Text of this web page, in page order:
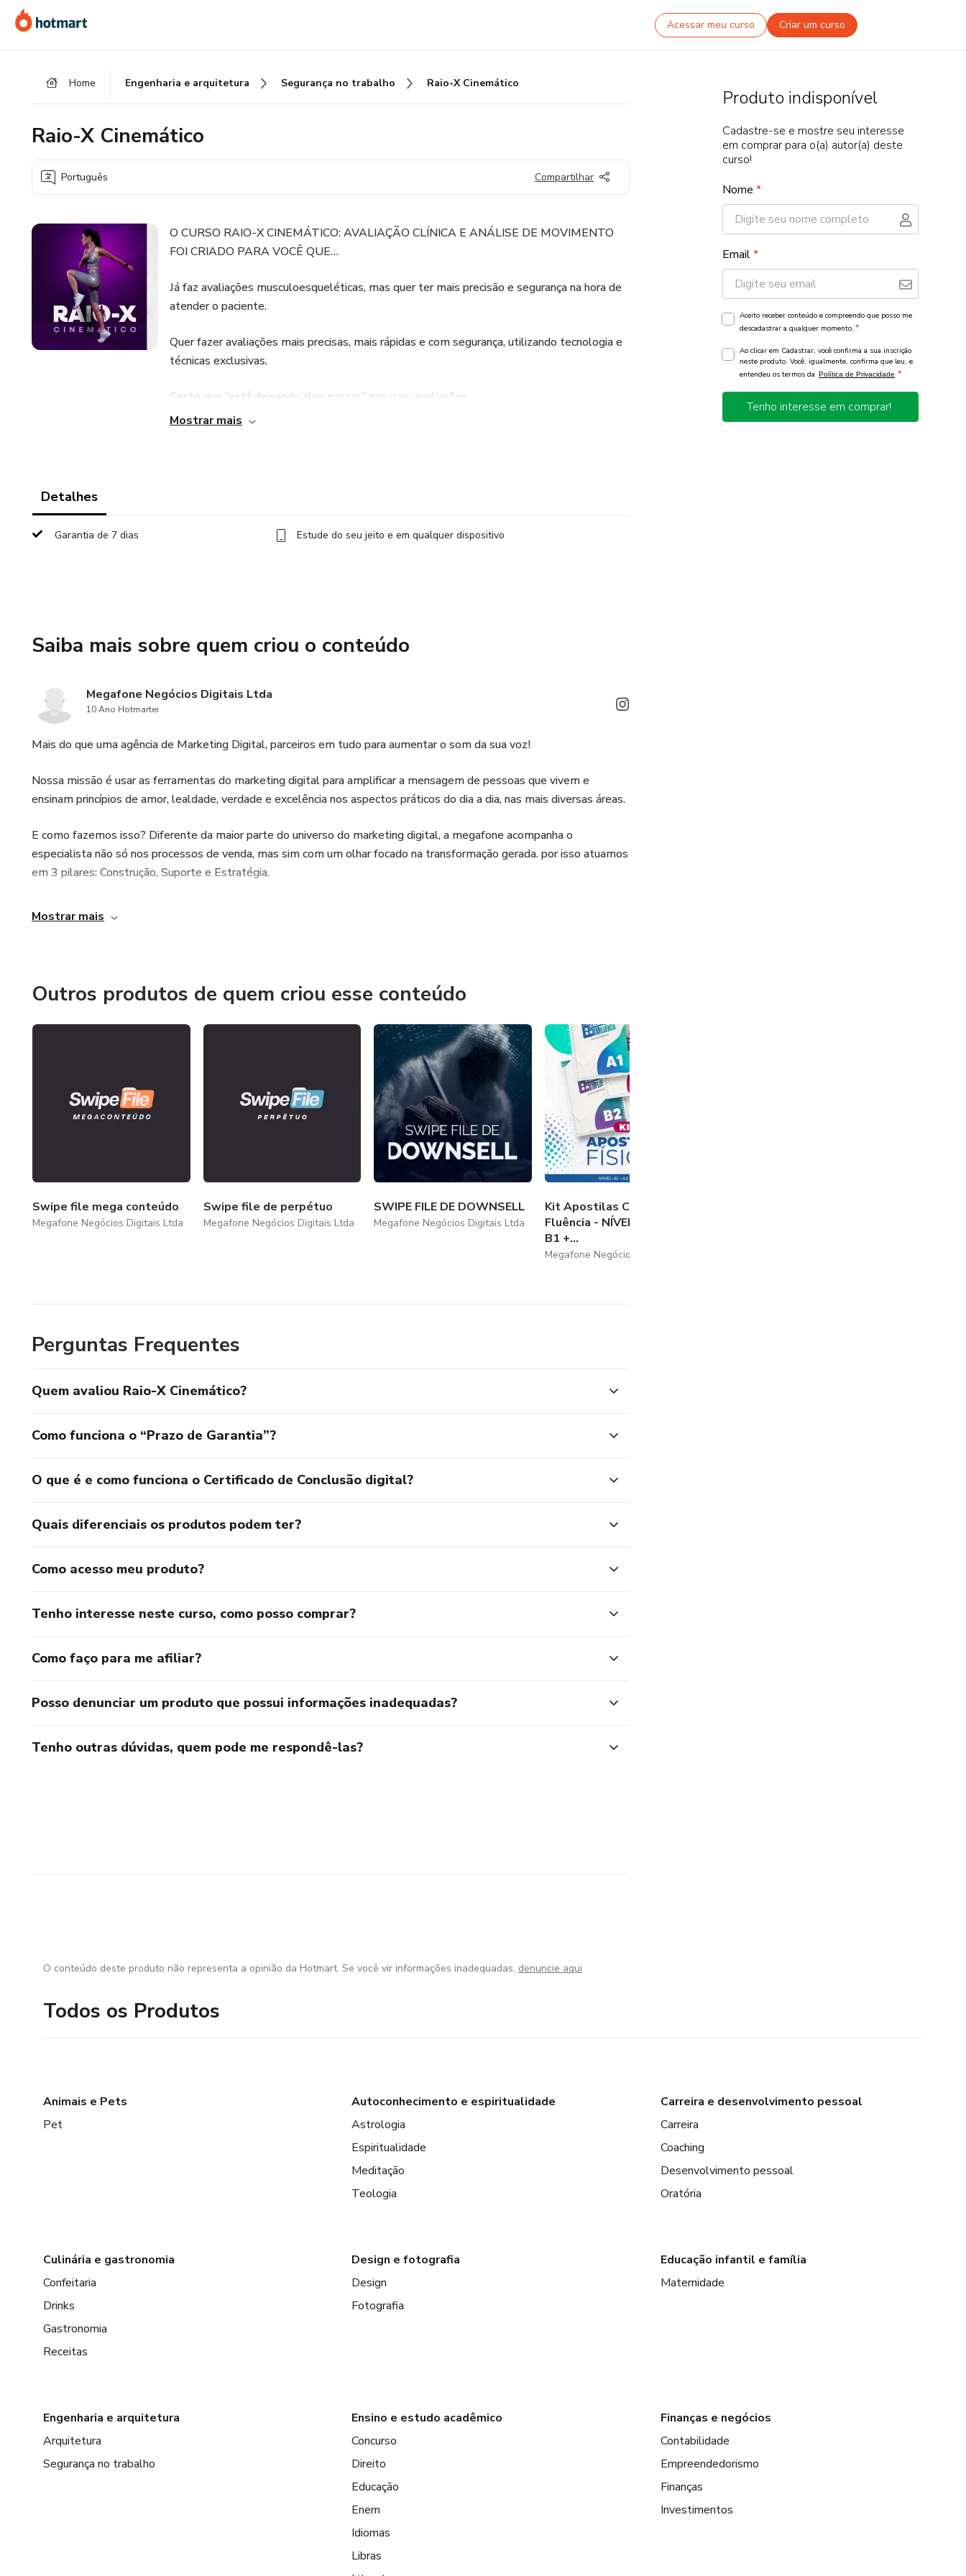
para
o
para
o
para
o
Acessar meu curso Criar um curso
Home Engenharia e arquitetura Segurança no trabalho Raio-X Cinemático
Raio-X Cinemático
Português Compartilhar
O CURSO RAIO-X CINEMÁTICO: AVALIAÇÃO CLÍNICA E ANÁLISE DE MOVIMENTO
FOI CRIADO PARA VOCÊ QUE…
Já faz avaliações musculoesqueléticas, mas quer ter mais precisão e segurança na hora de
atender o paciente.
Quer fazer avaliações mais precisas, mais rápidas e com segurança, utilizando tecnologia e
técnicas exclusivas.
Sente que “está deixando algo passar” nas suas avaliações.
Mostrar mais
Detalhes
Garantia de 7 dias Estude do seu jeito e em qualquer dispositivo
Saiba mais sobre quem criou o conteúdo
Megafone Negócios Digitais Ltda
10 Ano Hotmarter
Mais do que uma agência de Marketing Digital, parceiros em tudo para aumentar o som da sua voz!
Nossa missão é usar as ferramentas do marketing digital para amplificar a mensagem de pessoas que vivem e
ensinam princípios de amor, lealdade, verdade e excelência nos aspectos práticos do dia a dia, nas mais diversas áreas.
E como fazemos isso? Diferente da maior parte do universo do marketing digital, a megafone acompanha o
especialista não só nos processos de venda, mas sim com um olhar focado na transformação gerada. por isso atuamos
em 3 pilares: Construção, Suporte e Estratégia.
Mostrar mais
Outros produtos de quem criou esse conteúdo
Swipe file mega conteúdo
Megafone Negócios Digitais Ltda
Swipe file de perpétuo
Megafone Negócios Digitais Ltda
SWIPE FILE DE DOWNSELL
Megafone Negócios Digitais Ltda
Kit Apostilas Calendário da
Fluência - NÍVEL A1 + A2 +
B1 +...
Megafone Negócios Digitais Ltda
Perguntas Frequentes
Quem avaliou Raio-X Cinemático?
Como funciona o “Prazo de Garantia”?
O que é e como funciona o Certificado de Conclusão digital?
Quais diferenciais os produtos podem ter?
Como acesso meu produto?
Tenho interesse neste curso, como posso comprar?
Como faço para me afiliar?
Posso denunciar um produto que possui informações inadequadas?
Tenho outras dúvidas, quem pode me respondê-las?
Produto indisponível
Cadastre-se e mostre seu interesse
em comprar para o(a) autor(a) deste
curso!
Nome *
Email*
Aceito receber conteúdo e compreendo que posso me
descadastrar a qualquer momento. *
Ao clicar em Cadastrar, você confirma a sua inscrição
neste produto. Você, igualmente, confirma que leu, e
entendeu os termos da Política de Privacidade *
Tenho interesse em comprar!
O conteúdo deste produto não representa a opinião da Hotmart. Se você vir informações inadequadas, denuncie aqui
Todos os Produtos
Animais e Pets
Pet
Autoconhecimento e espiritualidade
Astrologia
Espiritualidade
Meditação
Teologia
Carreira e desenvolvimento pessoal
Carreira
Coaching
Desenvolvimento pessoal
Oratória
Culinária e gastronomia
Confeitaria
Drinks
Gastronomia
Receitas
Design e fotografia
Design
Fotografia
Educação infantil e família
Maternidade
Engenharia e arquitetura
Arquitetura
Segurança no trabalho
Ensino e estudo acadêmico
Concurso
Direito
Educação
Enem
Idiomas
Libras
Finanças e negócios
Contabilidade
Empreendedorismo
Finanças
Investimentos